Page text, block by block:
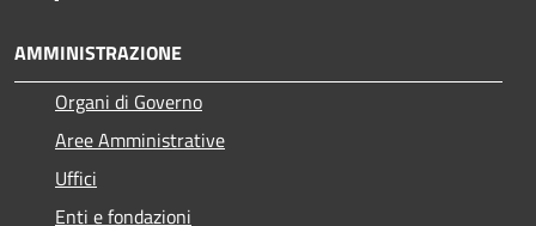
AMMINISTRAZIONE
Organi di Governo
Aree Amministrative
Uffici
Enti e fondazioni